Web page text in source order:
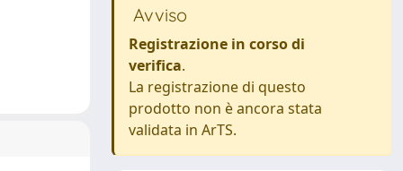
Avviso
Registrazione in corso di
verifica.
La registrazione di questo
prodotto non è ancora stata
validata in ArTS.